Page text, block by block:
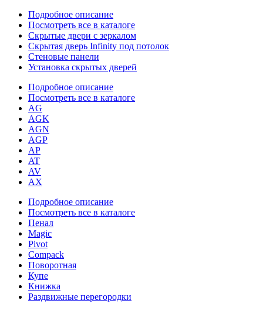
Подробное описание
Посмотреть все в каталоге
Скрытые двери с зеркалом
Скрытая дверь Infinity под потолок
Стеновые панели
Установка скрытых дверей
Подробное описание
Посмотреть все в каталоге
AG
AGK
AGN
AGP
AP
AT
AV
AX
Подробное описание
Посмотреть все в каталоге
Пенал
Magic
Pivot
Compack
Поворотная
Купе
Книжка
Раздвижные перегородки